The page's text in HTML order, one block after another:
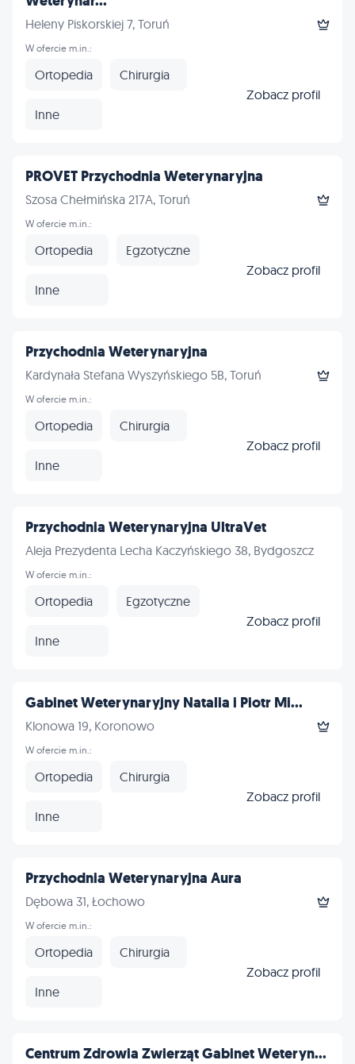
Heleny Piskorskiej 7, Toruń
W ofercie m.in.:
Ortopedia Chirurgia
Inne
Zobacz profil
PROVET Przychodnia Weterynaryjna
Szosa Chełmińska 217A, Toruń
W ofercie m.in.:
Ortopedia Egzotyczne
Inne
Zobacz profil
Przychodnia Weterynaryjna
Kardynała Stefana Wyszyńskiego 5B, Toruń
W ofercie m.in.:
Ortopedia Chirurgia
Inne
Zobacz profil
Przychodnia Weterynaryjna UltraVet
Aleja Prezydenta Lecha Kaczyńskiego 38, Bydgoszcz
W ofercie m.in.:
Ortopedia Egzotyczne
Inne
Zobacz profil
Gabinet Weterynaryjny Natalia i Piotr Mi...
Klonowa 19, Koronowo
W ofercie m.in.:
Ortopedia Chirurgia
Inne
Zobacz profil
Przychodnia Weterynaryjna Aura
Dębowa 31, Łochowo
W ofercie m.in.:
Ortopedia Chirurgia
Inne
Zobacz profil
Centrum Zdrowia Zwierząt Gabinet Weteryn...